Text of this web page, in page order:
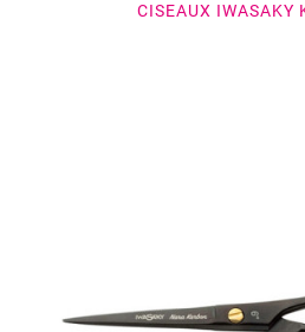
CISEAUX IWASAKY